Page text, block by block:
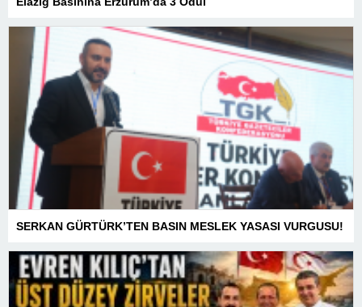
SERKAN GÜRTÜRK’TEN BASIN MESLEK YASASI VURGUSU!